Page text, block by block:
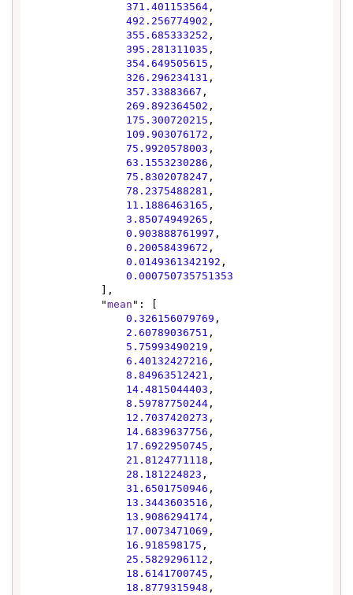
371.401153564 ,
492.256774902 ,
355.685333252 ,
395.281311035 ,
354.649505615 ,
326.296234131 ,
357.33883667 ,
269.892364502 ,
175.300720215 ,
109.903076172 ,
75.9920578003 ,
63.1553230286 ,
75.8302078247 ,
78.2375488281 ,
11.1886463165 ,
3.85074949265 ,
0.903888761997 ,
0.20058439672 ,
0.0149361342192 ,
0.000750735751353
            "
mean ": [
0.326156079769 ,
2.60789036751 ,
5.75993490219 ,
6.40132427216 ,
8.84963512421 ,
14.4815044403 ,
8.59787750244 ,
12.7037420273 ,
14.6839637756 ,
17.6922950745 ,
21.8124771118 ,
28.181224823 ,
31.6501750946 ,
13.3443603516 ,
13.9086294174 ,
17.0073471069 ,
16.918598175 ,
25.5829296112 ,
18.6141700745 ,
18.8779315948 ,